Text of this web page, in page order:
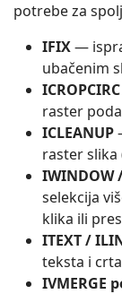
potrebe za
IFIX—
ubačenim
raster
ICLEANUP
raster slika
IWINDOW
selekcija
klika ili
ITEXT /
teksta i
IVMERGE